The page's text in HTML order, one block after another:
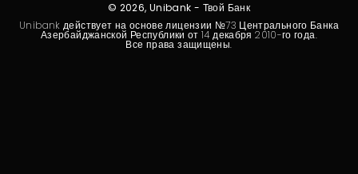
F.A.Q
© 2026, Unibank - Твой Банк
Unibank действует на основе лицензии №73 Центрального Банка
Азербайджанской Республики от 14 декабря 2010-го года.
Все права защищены.